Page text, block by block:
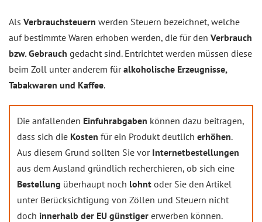
Als Verbrauchsteuern werden Steuern bezeichnet, welche
auf bestimmte Waren erhoben werden, die für den Verbrauch
bzw. Gebrauch gedacht sind. Entrichtet werden müssen diese
beim Zoll unter anderem füralkoholische Erzeugnisse,
Tabakwaren und Kaffee.
Die anfallenden Einfuhrabgaben können dazu beitragen,
dass sich die Kosten für ein Produkt deutlich erhöhen.
Aus diesem Grund sollten Sie vor Internetbestellungen
aus dem Ausland gründlich recherchieren, ob sich eine
Bestellung überhaupt noch lohnt oder Sie den Artikel
unter Berücksichtigung von Zöllen und Steuern nicht
doch innerhalb der EU günstiger erwerben können.